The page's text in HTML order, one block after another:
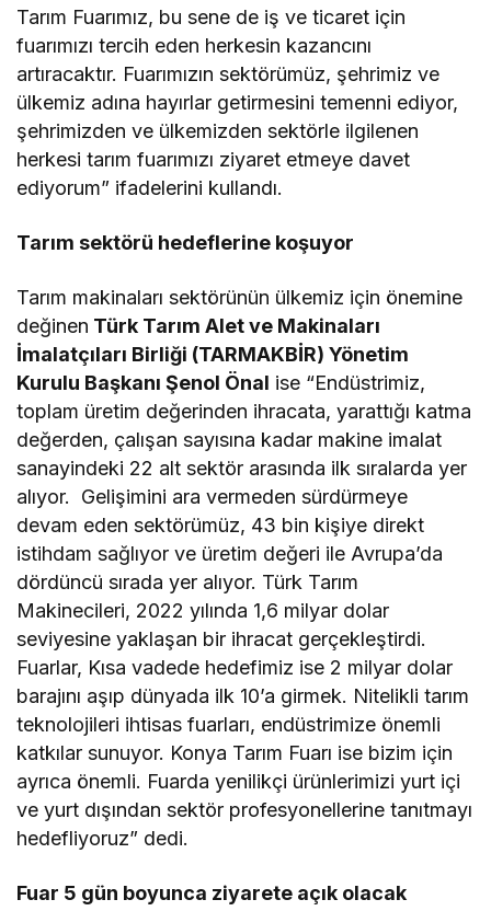
Tarım Fuarımız, bu sene de iş ve ticaret için
fuarımızı tercih eden herkesin kazancını
artıracaktır. Fuarımızın sektörümüz, şehrimiz ve
ülkemiz adına hayırlar getirmesini temenni ediyor,
şehrimizden ve ülkemizden sektörle ilgilenen
herkesi tarım fuarımızı ziyaret etmeye davet
ediyorum” ifadelerini kullandı.
Tarım sektörü hedeflerine koşuyor
Tarım makinaları sektörünün ülkemiz için önemine
değinen Türk Tarım Alet ve Makinaları
İmalatçıları Birliği (TARMAKBİR) Yönetim
Kurulu Başkanı Şenol Önal ise “Endüstrimiz,
toplam üretim değerinden ihracata, yarattığı katma
değerden, çalışan sayısına kadar makine imalat
sanayindeki 22 alt sektör arasında ilk sıralarda yer
alıyor. Gelişimini ara vermeden sürdürmeye
devam eden sektörümüz, 43 bin kişiye direkt
istihdam sağlıyor ve üretim değeri ile Avrupa’da
dördüncü sırada yer alıyor. Türk Tarım
Makinecileri, 2022 yılında 1,6 milyar dolar
seviyesine yaklaşan bir ihracat gerçekleştirdi.
Fuarlar, Kısa vadede hedefimiz ise 2 milyar dolar
barajını aşıp dünyada ilk 10’a girmek. Nitelikli tarım
teknolojileri ihtisas fuarları, endüstrimize önemli
katkılar sunuyor. Konya Tarım Fuarı ise bizim için
ayrıca önemli. Fuarda yenilikçi ürünlerimizi yurt içi
ve yurt dışından sektör profesyonellerine tanıtmayı
hedefliyoruz” dedi.
Fuar 5 gün boyunca ziyarete açık olacak